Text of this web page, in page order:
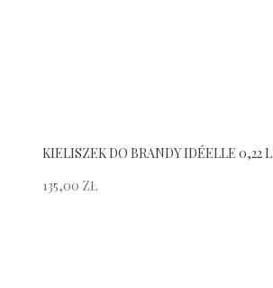
KIELISZEK DO BRANDY IDÉELLE 0,22 L
135,00 ZŁ